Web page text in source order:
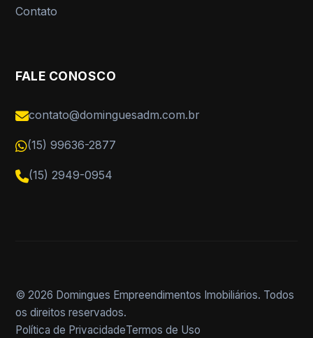
Contato
FALE CONOSCO
contato@dominguesadm.com.br
(15) 99636-2877
(15) 2949-0954
© 2026 Domingues Empreendimentos Imobiliários. Todos
os direitos reservados.
Política de PrivacidadeTermos de Uso